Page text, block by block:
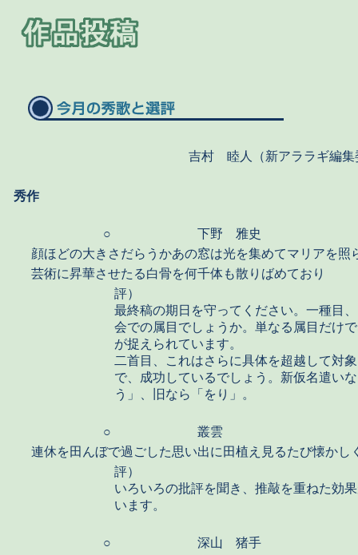
吉村 睦人（新アララギ編集
秀作
○
下野 雅史
顔ほどの大きさだらうかあの窓は光を集めてマリアを照
芸術に昇華させたる白骨を何千体も散りばめており
評）
最終稿の期日を守ってください。一種目
会での属目でしょうか。単なる属目だけ
が捉えられています。
二首目、これはさらに具体を超越して対
で、成功しているでしょう。新仮名遣い
う」、旧なら「をり」。
○
叢雲
連休を田んぼで過ごした思い出に田植え見るたび懐かし
評）
いろいろの批評を聞き、推敲を重ねた効
います。
○
深山 猪手